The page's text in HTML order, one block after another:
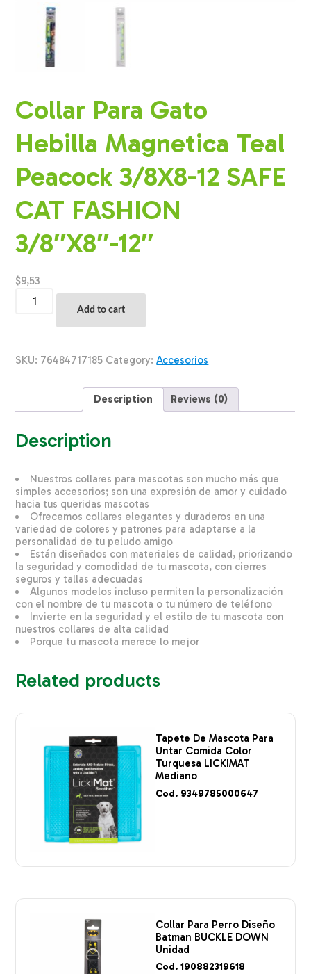
Collar Para Gato
Hebilla Magnetica Teal
Peacock 3/8X8-12 SAFE
CAT FASHION
3/8″X8″-12″
$9,53
Para
Teal
3/8"X8"-12"
Add to cart
SKU: 76484717185 Category:Accesorios
Description Reviews (0)
Description
Nuestros collares para mascotas son mucho más que
simples accesorios; son una expresión de amor y cuidado
hacia tus queridas mascotas
Ofrecemos collares elegantes y duraderos en una
variedad de colores y patrones para adaptarse a la
personalidad de tu peludo amigo
Están diseñados con materiales de calidad, priorizando
la seguridad y comodidad de tu mascota, con cierres
seguros y tallas adecuadas
Algunos modelos incluso permiten la personalización
con el nombre de tu mascota o tu número de teléfono
Invierte en la seguridad y el estilo de tu mascota con
nuestros collares de alta calidad
Porque tu mascota merece lo mejor
Related products
Tapete De Mascota Para
Untar Comida Color
Turquesa LICKIMAT
Mediano
Cod. 9349785000647
Collar Para Perro Diseño
Batman BUCKLE DOWN
Unidad
Cod. 190882319618